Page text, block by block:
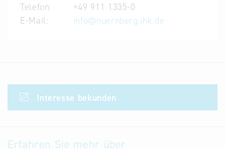
Telefon:
+49 911 1335-0
E-Mail:
info@nuernberg.ihk.de
Interesse bekunden
Erfahren Sie mehr über